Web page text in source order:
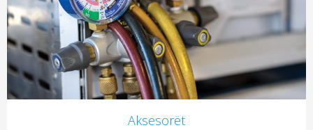
Aksesorët